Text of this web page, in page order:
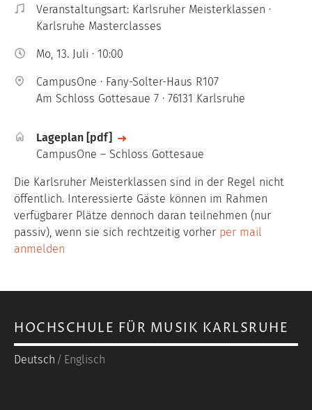
Veranstaltungsart: Karlsruher Meisterklassen ·
Karlsruhe Masterclasses
Mo, 13. Juli · 10:00
CampusOne · Fany-Solter-Haus R107
Am Schloss Gottesaue 7 · 76131 Karlsruhe
File
Lageplan [pdf]
CampusOne – Schloss Gottesaue
Die Karlsruher Meisterklassen sind in der Regel nicht
öffentlich. Interessierte Gäste können im Rahmen
verfügbarer Plätze dennoch daran teilnehmen (nur
passiv), wenn sie sich rechtzeitig vorher per mail
anmelden
HOCHSCHULE FÜR MUSIK KARLSRUHE
Deutsch Englisch